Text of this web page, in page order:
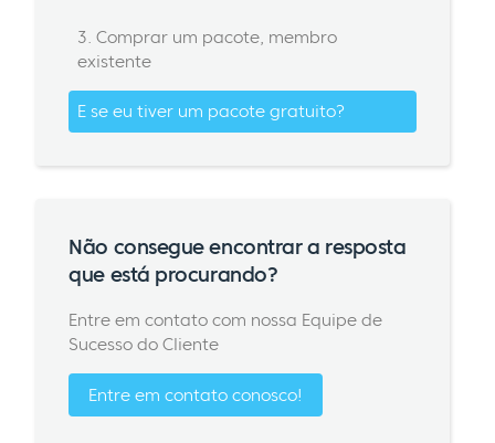
3. Comprar um pacote, membro
existente
E se eu tiver um pacote gratuito?
Não consegue encontrar a resposta
que está procurando?
Entre em contato com nossa Equipe de
Sucesso do Cliente
Entre em contato conosco!